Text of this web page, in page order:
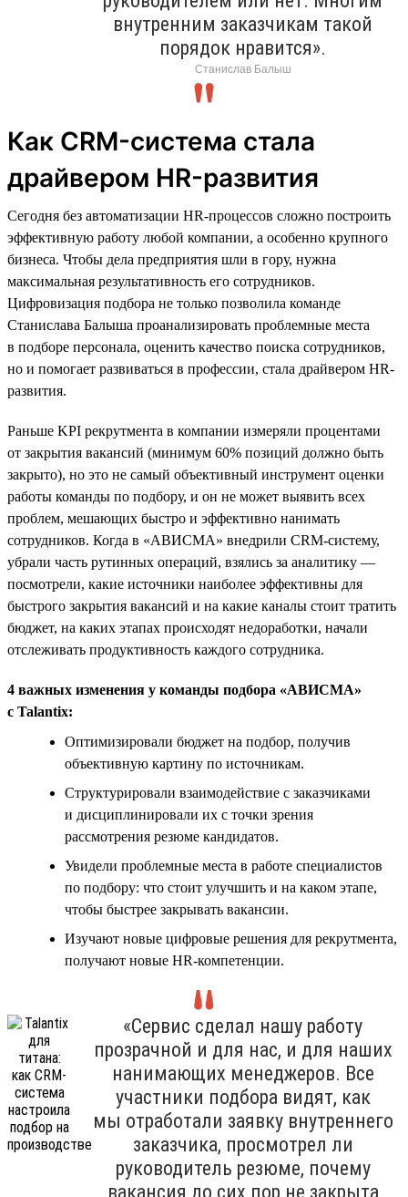
внутренним заказчикам такой
порядок нравится».
Станислав Балыш
Как CRM-система стала
драйвером HR-развития
Сегодня без автоматизации HR-процессов сложно построить
эффективную работу любой компании, а особенно крупного
бизнеса. Чтобы дела предприятия шли в гору, нужна
максимальная результативность его сотрудников.
Цифровизация подбора не только позволила команде
Станислава Балыша проанализировать проблемные места
в подборе персонала, оценить качество поиска сотрудников,
но и помогает развиваться в профессии, стала драйвером HR-
развития.
Раньше KPI рекрутмента в компании измеряли процентами
от закрытия вакансий (минимум 60% позиций должно быть
закрыто), но это не самый объективный инструмент оценки
работы команды по подбору, и он не может выявить всех
проблем, мешающих быстро и эффективно нанимать
сотрудников. Когда в «АВИСМА» внедрили CRM-систему,
убрали часть рутинных операций, взялись за аналитику —
посмотрели, какие источники наиболее эффективны для
быстрого закрытия вакансий и на какие каналы стоит тратить
бюджет, на каких этапах происходят недоработки, начали
отслеживать продуктивность каждого сотрудника.
4 важных изменения у команды подбора «АВИСМА»
с Talantix:
Оптимизировали бюджет на подбор, получив
объективную картину по источникам.
Структурировали взаимодействие с заказчиками
и дисциплинировали их с точки зрения
рассмотрения резюме кандидатов.
Увидели проблемные места в работе специалистов
по подбору: что стоит улучшить и на каком этапе,
чтобы быстрее закрывать вакансии.
Изучают новые цифровые решения для рекрутмента,
получают новые HR-компетенции.
«Сервис сделал нашу работу
прозрачной и для нас, и для наших
нанимающих менеджеров. Все
участники подбора видят, как
мы отработали заявку внутреннего
заказчика, просмотрел ли
руководитель резюме, почему
вакансия до сих пор не закрыта